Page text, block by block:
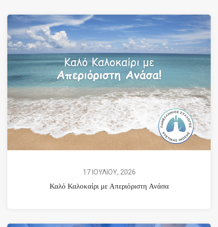
17 ΙΟΥΛΙΟΥ, 2026
Καλό Καλοκαίρι με Απεριόριστη Ανάσα